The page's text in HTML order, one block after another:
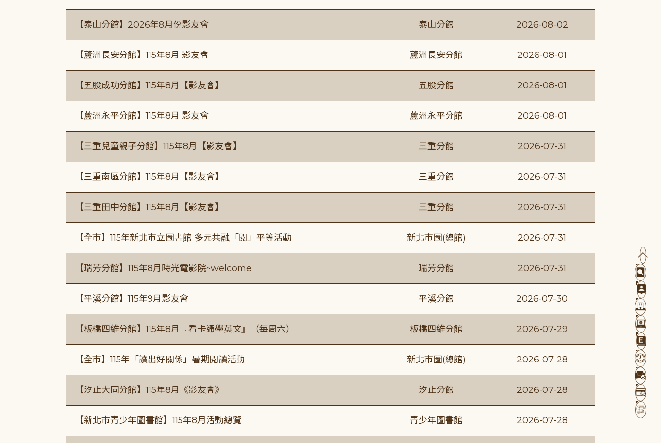
【泰山分館】2026年8月份影友會 泰山分館 2026-08-02
【蘆洲長安分館】115年8月 影友會 蘆洲長安分館 2026-08-01
【五股成功分館】115年8月【影友會】 五股分館 2026-08-01
【蘆洲永平分館】115年8月 影友會 蘆洲永平分館 2026-08-01
【三重兒童親子分館】115年8月【影友會】 三重分館 2026-07-31
【三重南區分館】115年8月【影友會】 三重分館 2026-07-31
【三重田中分館】115年8月【影友會】 三重分館 2026-07-31
【全市】115年新北市立圖書館 多元共融「閱」平等活動 新北市圖(總館) 2026-07-31
【瑞芳分館】115年8月時光電影院~welcome 瑞芳分館 2026-07-31
【平溪分館】115年9月影友會 平溪分館 2026-07-30
【板橋四維分館】115年8月『看卡通學英文』（每周六） 板橋四維分館 2026-07-29
【全市】115年「讀出好關係」暑期閱讀活動 新北市圖(總館) 2026-07-28
【汐止大同分館】115年8月《影友會》 汐止分館 2026-07-28
【新北市青少年圖書館】115年8月活動總覽 青少年圖書館 2026-07-28